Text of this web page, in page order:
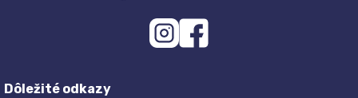
Dôležité odkazy